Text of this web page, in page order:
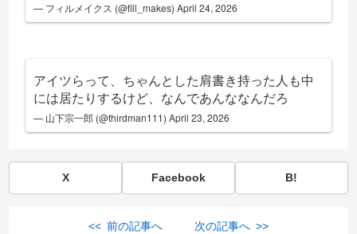
— フィルメイクス (@fill_makes)April 24, 2026
アイツらって、ちゃんとした肩書き持った人も中
には居たりするけど、なんであんななんだろ
— 山下宗一郎 (@thirdman111)April 23, 2026
X Facebook B!
<< 前の記事へ 次の記事へ >>